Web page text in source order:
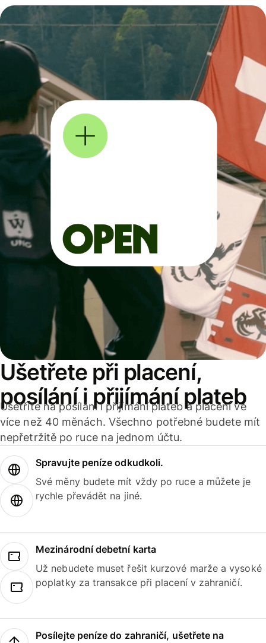
Ušetřete při placení,
posílání i přijímání plateb
Ušetříte na posílání i přijímání plateb a placení ve
více než 40 měnách. Všechno potřebné budete mít
nepřetržitě po ruce na jednom účtu.
Spravujte peníze odkudkoli.
Své měny budete mít vždy po ruce a můžete je
rychle převádět na jiné.
Mezinárodní debetní karta
Už nebudete muset řešit kurzové marže a vysoké
poplatky za transakce při placení v zahraničí.
Posílejte peníze do zahraničí, ušetřete na